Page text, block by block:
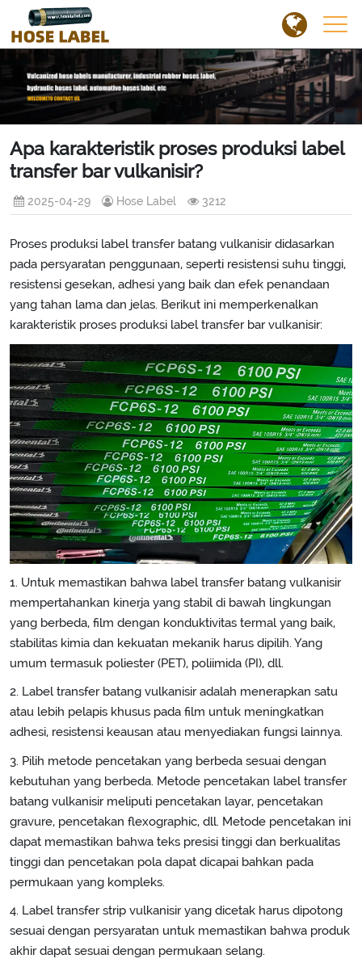
Apa karakteristik proses produksi label
transfer bar vulkanisir?
2025-04-29 Hose Label 3212
Proses produksi label transfer batang vulkanisir didasarkan
pada persyaratan penggunaan, seperti resistensi suhu tinggi,
resistensi gesekan, adhesi yang baik dan efek penandaan
yang tahan lama dan jelas. Berikut ini memperkenalkan
karakteristik proses produksi label transfer bar vulkanisir:
1. Untuk memastikan bahwa label transfer batang vulkanisir
mempertahankan kinerja yang stabil di bawah lingkungan
yang berbeda, film dengan konduktivitas termal yang baik,
stabilitas kimia dan kekuatan mekanik harus dipilih. Yang
umum termasuk poliester (PET), poliimida (PI), dll.
2. Label transfer batang vulkanisir adalah menerapkan satu
atau lebih pelapis khusus pada film untuk meningkatkan
adhesi, resistensi keausan atau menyediakan fungsi lainnya.
3. Pilih metode pencetakan yang berbeda sesuai dengan
kebutuhan yang berbeda. Metode pencetakan label transfer
batang vulkanisir meliputi pencetakan layar, pencetakan
gravure, pencetakan flexographic, dll. Metode pencetakan ini
dapat memastikan bahwa teks presisi tinggi dan berkualitas
tinggi dan pencetakan pola dapat dicapai bahkan pada
permukaan yang kompleks.
4. Label transfer strip vulkanisir yang dicetak harus dipotong
sesuai dengan persyaratan untuk memastikan bahwa produk
akhir dapat sesuai dengan permukaan selang.